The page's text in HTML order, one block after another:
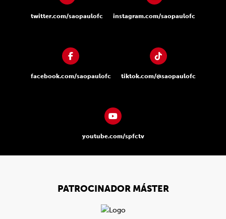
twitter.com/saopaulofc instagram.com/saopaulofc
facebook.com/saopaulofc tiktok.com/@saopaulofc
youtube.com/spfctv
PATROCINADOR MÁSTER